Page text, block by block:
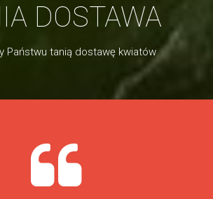
DOSTAWA
Państwu tanią dostawę kwiatów